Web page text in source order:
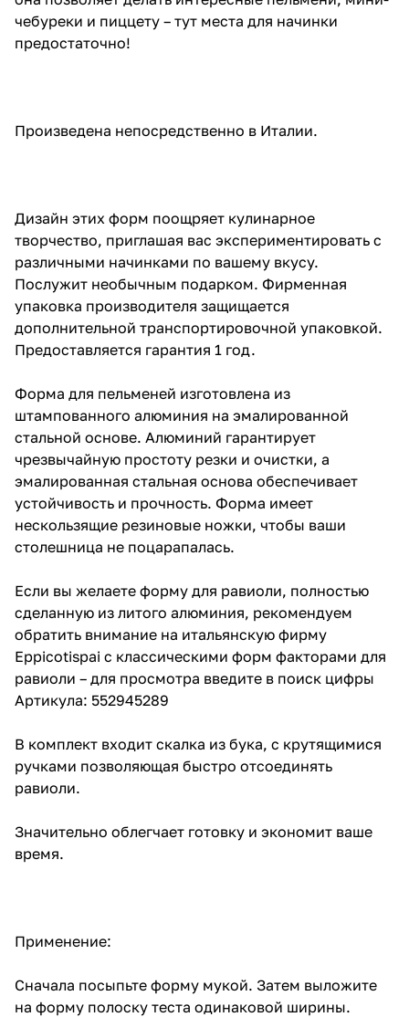
чебуреки и пиццету – тут места для начинки
предостаточно!
Произведена непосредственно в Италии.
Дизайн этих форм поощряет кулинарное
творчество, приглашая вас экспериментировать с
различными начинками по вашему вкусу.
Послужит необычным подарком. Фирменная
упаковка производителя защищается
дополнительной транспортировочной упаковкой.
Предоставляется гарантия 1 год.
Форма для пельменей изготовлена из
штампованного алюминия на эмалированной
стальной основе. Алюминий гарантирует
чрезвычайную простоту резки и очистки, а
эмалированная стальная основа обеспечивает
устойчивость и прочность. Форма имеет
нескользящие резиновые ножки, чтобы ваши
столешница не поцарапалась.
Если вы желаете форму для равиоли, полностью
сделанную из литого алюминия, рекомендуем
обратить внимание на итальянскую фирму
Eppicotispai с классическими форм факторами для
равиоли – для просмотра введите в поиск цифры
Артикула: 552945289
В комплект входит скалка из бука, с крутящимися
ручками позволяющая быстро отсоединять
равиоли.
Значительно облегчает готовку и экономит ваше
время.
Применение:
Сначала посыпьте форму мукой. Затем выложите
на форму полоску теста одинаковой ширины.